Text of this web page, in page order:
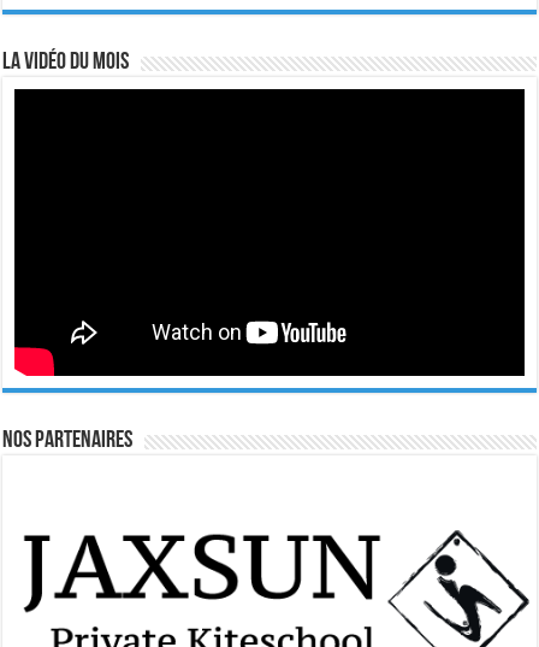
La vidéo du mois
Nos Partenaires